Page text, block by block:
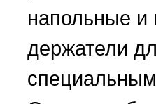
напольные и
держатели